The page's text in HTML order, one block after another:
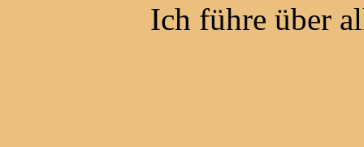
Ich führe über